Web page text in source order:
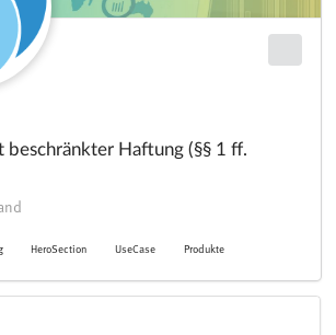
beschränkter Haftung (§§ 1 ff.
HeroSection UseCase Produkte